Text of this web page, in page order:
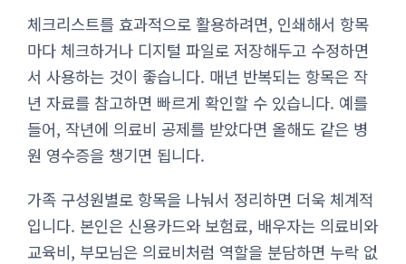
체크리스트를 효과적으로 활용하려면, 인쇄해서 항목
마다 체크하거나 디지털 파일로 저장해두고 수정하면
서 사용하는 것이 좋습니다. 매년 반복되는 항목은 작
년 자료를 참고하면 빠르게 확인할 수 있습니다. 예를
들어, 작년에 의료비 공제를 받았다면 올해도 같은 병
원 영수증을 챙기면 됩니다.
가족 구성원별로 항목을 나눠서 정리하면 더욱 체계적
입니다. 본인은 신용카드와 보험료, 배우자는 의료비와
교육비, 부모님은 의료비처럼 역할을 분담하면 누락 없